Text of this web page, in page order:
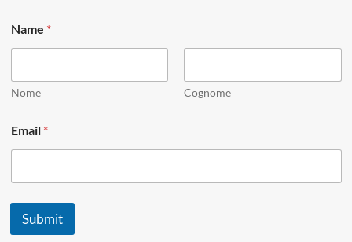
*
E
a
i
Name *
Nome Cognome
Email *
Submit